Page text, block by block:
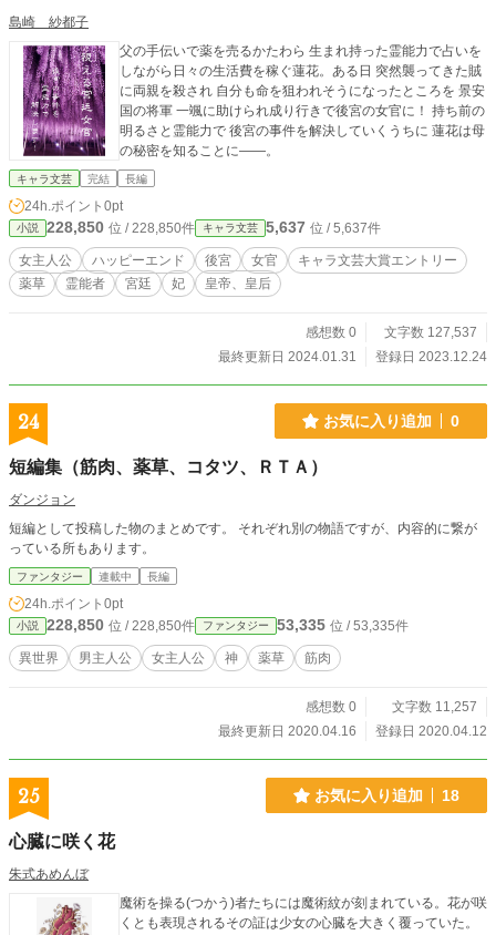
島崎 紗都子
父の手伝いで薬を売るかたわら 生まれ持った霊能力で占いを
しながら日々の生活費を稼ぐ蓮花。ある日 突然襲ってきた賊
に両親を殺され 自分も命を狙われそうになったところを 景安
国の将軍 一颯に助けられ成り行きで後宮の女官に！ 持ち前の
明るさと霊能力で 後宮の事件を解決していくうちに 蓮花は母
の秘密を知ることに――。
キャラ文芸 完結 長編
24h.ポイント 0pt
小説 228,850 位 / 228,850件 キャラ文芸 5,637 位 / 5,637件
女主人公 ハッピーエンド 後宮 女官
キャラ文芸大賞エントリー
薬草
霊能者 宮廷 妃 皇帝、皇后
感想数 0
文字数 127,537
最終更新日 2024.01.31
登録日 2023.12.24
24 お気に入り追加 0
短編集（筋肉、薬草、コタツ、ＲＴＡ）
ダンジョン
短編として投稿した物のまとめです。 それぞれ別の物語ですが、内容的に繋が
っている所もあります。
ファンタジー 連載中 長編
24h.ポイント 0pt
小説 228,850 位 / 228,850件 ファンタジー 53,335 位 / 53,335件
異世界 男主人公 女主人公 神 薬草 筋肉
感想数 0
文字数 11,257
最終更新日 2020.04.16
登録日 2020.04.12
25 お気に入り追加 18
心臓に咲く花
朱式あめんぼ
魔術を操る(つかう)者たちには魔術紋が刻まれている。花が咲
くとも表現されるその証は少女の心臓を大きく覆っていた。